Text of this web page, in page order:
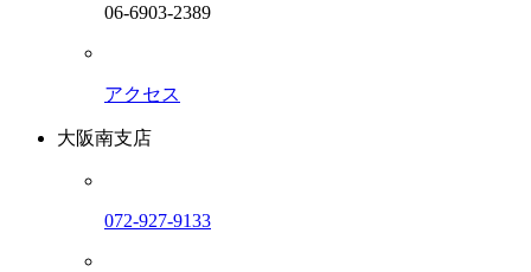
06-6903-2389
アクセス
大阪南支店
072-927-9133